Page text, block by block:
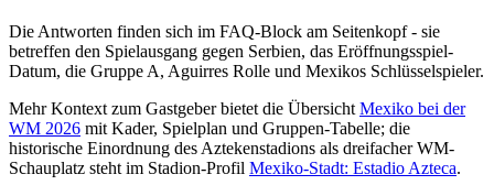
Die Antworten finden sich im FAQ-Block am Seitenkopf - sie
betreffen den Spielausgang gegen Serbien, das Eröffnungsspiel-
Datum, die Gruppe A, Aguirres Rolle und Mexikos Schlüsselspieler.
Mehr Kontext zum Gastgeber bietet die Übersicht Mexiko bei der
WM 2026 mit Kader, Spielplan und Gruppen-Tabelle; die
historische Einordnung des Aztekenstadions als dreifacher WM-
Schauplatz steht im Stadion-Profil Mexiko-Stadt: Estadio Azteca.